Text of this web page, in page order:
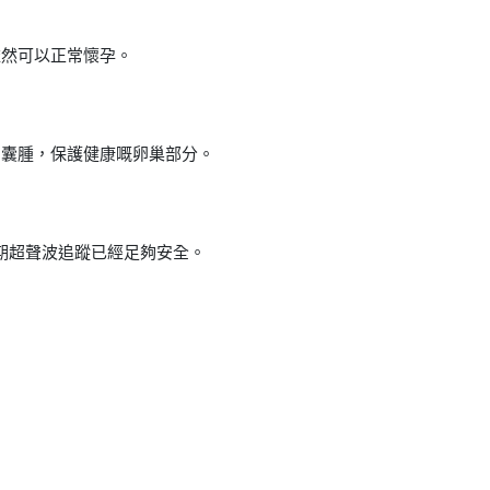
可以正常懷孕。
腫，保護健康嘅卵巢部分。
聲波追蹤已經足夠安全。